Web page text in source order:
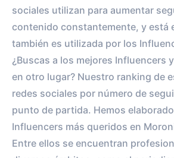
sociales utilizan para aumentar
contenido constantemente, y está
también es utilizada por los
¿Buscas a los mejores Influencers
en otro lugar? Nuestro ranking de
redes sociales por número de
punto de partida. Hemos
Influencers más queridos en
Entre ellos se encuentran